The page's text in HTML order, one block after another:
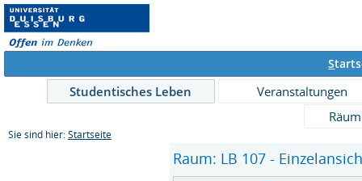
S
Studentisches Leben
Veranstaltungen
Sie sind hier: Startseite
Raum: LB 107 -